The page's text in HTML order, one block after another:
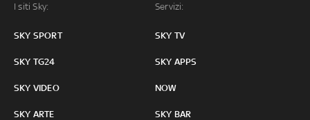
I siti Sky:
SKY SPORT
SKY TG24
SKY VIDEO
SKY ARTE
Servizi:
SKY TV
SKY APPS
NOW
SKY BAR